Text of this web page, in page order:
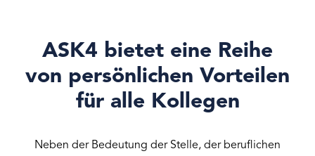
ASK4 bietet eine Reihe
von persönlichen Vorteilen
für alle Kollegen
Neben der Bedeutung der Stelle, der beruflichen